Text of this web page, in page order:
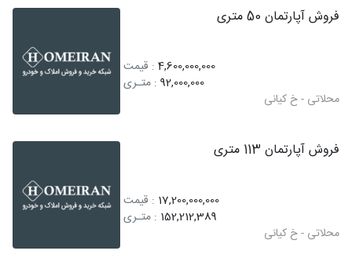
فروش آپارتمان 50 متری
4,600,000,000 : قیمت
92,000,000 : متـری
محلاتی - خ کیانی
فروش آپارتمان 113 متری
17,200,000,000 : قیمت
152,212,389 : متـری
محلاتی - خ کیانی